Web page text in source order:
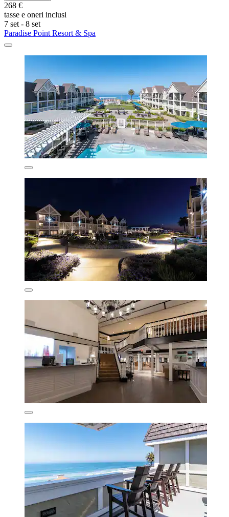
268 €
tasse e oneri inclusi
7 set - 8 set
Paradise Point Resort & Spa